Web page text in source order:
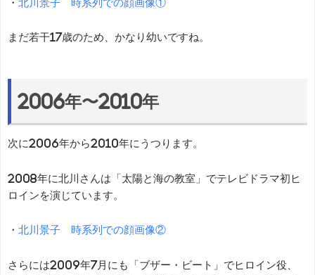
・ 北川景子 時系列での顔画像①
まだ若干17歳のため、かなり幼いですね。
2006年〜2010年
次に2006年から2010年にうつります。
2008年に北川さんは「太陽と海の教室」でテレビドラマ初ヒ
ロインを演じています。
・ 北川景子 時系列での顔画像②
さらには2009年7月にも「ブザー・ビート」でヒロイン役、